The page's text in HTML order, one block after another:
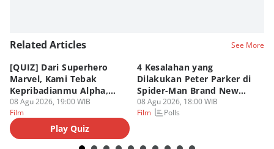
Related Articles See More
[QUIZ] Dari Superhero
Marvel, Kami Tebak
Kepribadianmu Alpha,
Beta, atau Omega
08 Agu 2026, 19:00 WIB
Film
Play Quiz
4 Kesalahan yang
Dilakukan Peter Parker di
Spider-Man Brand New
Day
08 Agu 2026, 18:00 WIB
Film
Polls